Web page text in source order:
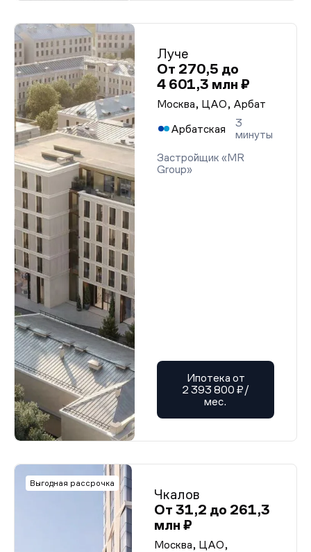
Луче
От 270,5 до
4 601,3 млн ₽
Москва, ЦАО, Арбат
Арбатская
3
минуты
Застройщик «MR
Group»
Ипотека от
2 393 800 ₽/
мес.
Выгодная рассрочка
Чкалов
От 31,2 до 261,3
млн ₽
Москва, ЦАО,